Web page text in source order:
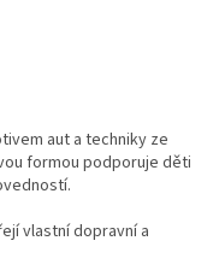
aut a techniky ze
formou podporuje děti
vlastní dopravní a